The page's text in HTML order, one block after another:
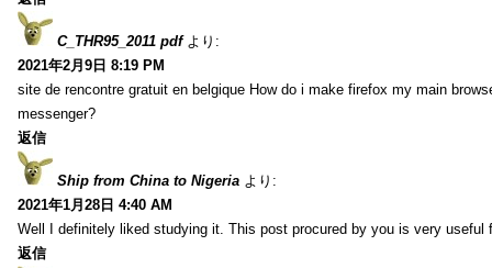
C_THR95_2011 pdf より:
2021年2月9日 8:19 PM
site de rencontre gratuit en belgique How do i make firefox my main
messenger?
返信
Ship from China to Nigeria より:
2021年1月28日 4:40 AM
Well I definitely liked studying it. This post procured by you is very useful
返信